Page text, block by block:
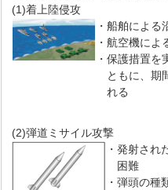
(1)着上陸侵攻
・船舶による
・航空機によ
・保護措置を
ともに、期
れる
(2)弾道ミサイル攻撃
・発射され
困難
・弾頭の種